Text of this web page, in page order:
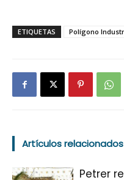
ETIQUETAS Polígono
Artículos relacionados
Petrer